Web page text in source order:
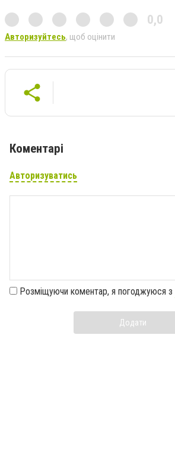
0,0
Авторизуйтесь, щоб оцінити
Коментарі
Авторизуватись
Розміщуючи коментар, я погоджуюся з
Додати